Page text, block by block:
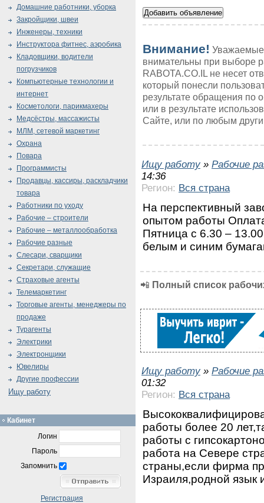
Внимание! Уважаемые
внимательны при выборе
RABOTA.CO.IL не несет
который понесли
результате обращения
или в результате
Сайте, или по любым
Ищу работу » Рабочие
14:36
Регион: Вся страна
На перспективный
опытом работы
Пятница с 6.30 –
белым и синим
📲 Полный список
Ищу работу » Рабочие
01:32
Регион: Вся страна
работы более 20
работы с
работа на Севере
страны,если фирма
Израиля,родной язык
Домашние работники, уборка
Закройщики, швеи
Инженеры, техники
Инструктора фитнес, аэробика
Кладовщики, водители
погрузчиков
Компьютерные технологии и
интернет
Косметологи, парикмахеры
Медсёстры, массажисты
МЛМ, сетевой маркетинг
Охрана
Повара
Программисты
Продавцы, кассиры, раскладчики
товара
Работники по уходу
Рабочие – строители
Рабочие – металлообработка
Рабочие разные
Слесари, сварщики
Секретари, служащие
Страховые агенты
Телемаркетинг
Торговые агенты, менеджеры по
продаже
Турагенты
Электрики
Электронщики
Ювелиры
Другие профессии
Ищу работу
Кабинет
Логин
Пароль
Запомнить
Регистрация